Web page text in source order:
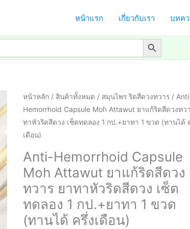
หน้าแรก เกี่ยวกับเรา บทค
Search Button
หน้าหลัก/ สินค้าทั้งหมด / สมุนไพร ริดสีดวงทวาร/
Hemorrhoid Capsule Moh Attawut ยาแก้ริดสีดวงทว
ทาหัวริดสีดวง เซ็ตทดลอง 1 กป.+ยาทา 1 ขวด (ทานได้
เดือน)
Anti-Hemorrhoid Capsule
Moh Attawut ยาแก้ริดสีดวง
ทวาร ยาทาหัวริดสีดวง เซ็ต
ทดลอง 1 กป.+ยาทา 1 ขวด
(ทานได้ ครึ่งเดือน)